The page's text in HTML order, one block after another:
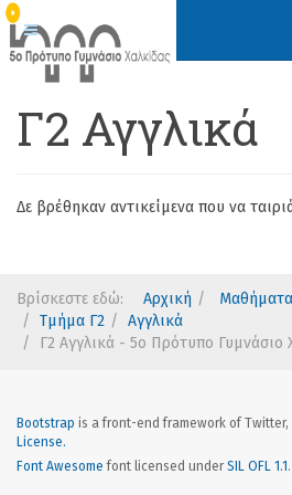
Γ2 Αγγλικά
Δε βρέθηκαν αντικείμενα που να
Βρίσκεστε εδώ: Αρχική Μαθήματα
Τμήμα Γ2
Αγγλικά
Γ2 Αγγλικά - 5ο Πρότυπο Γυμνάσιο
Bootstrap is a front-end framework of
License.
Font Awesome font licensed underSIL OFL 1.1 .